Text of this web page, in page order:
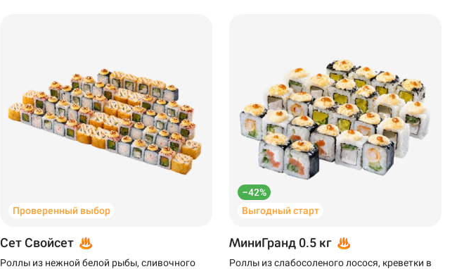
Проверенный выбор
Сет Свойсет
Роллы из нежной белой рыбы, сливочного
–42%
Выгодный старт
МиниГранд 0.5 кг
Роллы из слабосоленого лосося, креветки в